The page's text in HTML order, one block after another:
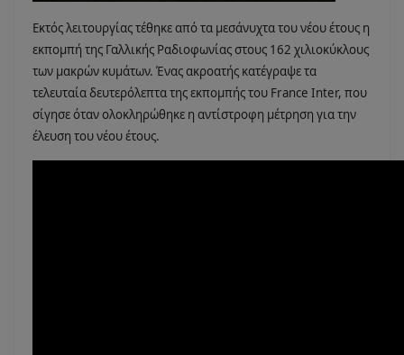
Εκτός λειτουργίας τέθηκε από τα μεσάνυχτα του νέου έτους η
εκπομπή της Γαλλικής Ραδιοφωνίας στους 162 χιλιοκύκλους
των μακρών κυμάτων. Ένας ακροατής κατέγραψε τα
τελευταία δευτερόλεπτα της εκπομπής του France Inter, που
σίγησε όταν ολοκληρώθηκε η αντίστροφη μέτρηση για την
έλευση του νέου έτους.